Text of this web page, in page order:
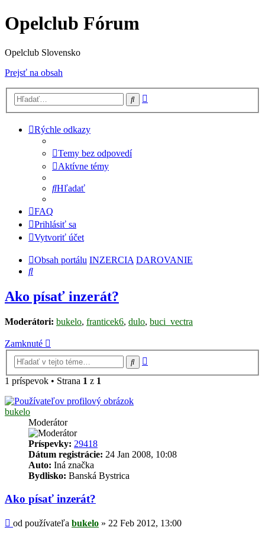
Opelclub Fórum
Opelclub Slovensko
Prejsť na obsah
Hľadať
Rýchle odkazy
Temy bez odpovedí
Aktívne témy
Hľadať
FAQ
Prihlásiť sa
Vytvoriť účet
Obsah portálu INZERCIA DAROVANIE
Hľadať
Ako písať inzerát?
Moderátori: bukelo, franticek6, dulo, buci_vectra
Zamknuté
Hľadať
1 príspevok • Strana 1 z 1
bukelo
Moderátor
Príspevky: 29418
Dátum registrácie: 24 Jan 2008, 10:08
Auto: Iná značka
Bydlisko: Banská Bystrica
Ako písať inzerát?
Príspevok
od používateľa bukelo » 22 Feb 2012, 13:00